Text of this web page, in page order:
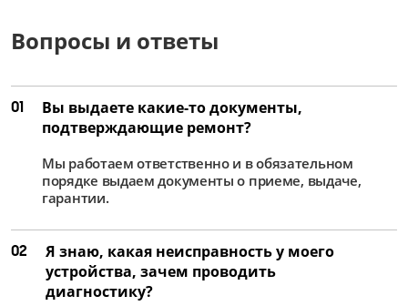
Вопросы и ответы
01
Вы выдаете какие-то документы,
подтверждающие ремонт?
Мы работаем ответственно и в обязательном
порядке выдаем документы о приеме, выдаче,
гарантии.
02
Я знаю, какая неисправность у моего
устройства, зачем проводить
диагностику?